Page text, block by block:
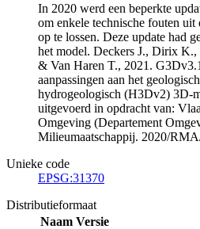
In 2020 werd een beperkte
om enkele technische fouten uit
op te lossen. Deze update had
het model. Deckers J., Dirix
& Van Haren T., 2021.
aanpassingen aan het
hydrogeologisch (H3Dv2) 3D-
uitgevoerd in opdracht van:
Omgeving (Departement
Milieumaatschappij. 2020/
Unieke code
EPSG:31370
Distributieformaat
Naam Versie